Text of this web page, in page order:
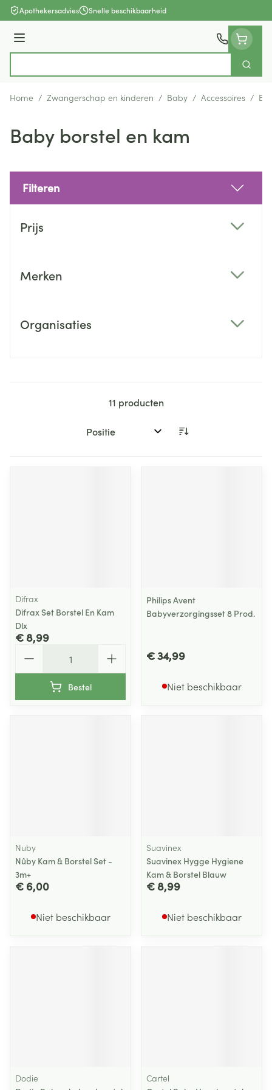
Ga naar de inhoud
Apothekersadvies Snelle beschikbaarheid
Menu
Zoek
Home / Zwangerschap en kinderen / Baby / Accessoires /
Baby borstel en kam
Filteren
Prijs
Merken
Organisaties
11 producten
Sorteer op:
Difrax
Difrax Set Borstel En Kam
Dlx
€ 8,99
Bestel
Philips Avent
Babyverzorgingsset 8 Prod.
€ 34,99
Niet beschikbaar
Nuby
Nûby Kam & Borstel Set -
3m+
€ 6,00
Niet beschikbaar
Suavinex
Suavinex Hygge Hygiene
Kam & Borstel Blauw
€ 8,99
Niet beschikbaar
Dodie
Cartel